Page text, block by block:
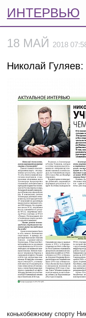
ИНТЕРВЬЮ
18 МАЙ 2018
Николай
конькобежному спорту